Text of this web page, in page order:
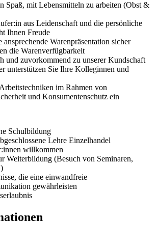
Spaß, mit Lebensmitteln zu arbeiten (Obst &
aus Leidenschaft und die persönliche
Ihnen Freude
ansprechende Warenpräsentation sicher
die Warenverfügbarkeit
und zuvorkommend zu unserer Kundschaft
unterstützen Sie Ihre Kolleginnen und
im Rahmen von
und Konsumentenschutz ein
Schulbildung
Lehre Einzelhandel
willkommen
Weiterbildung (Besuch von Seminaren,
die eine einwandfreie
gewährleisten